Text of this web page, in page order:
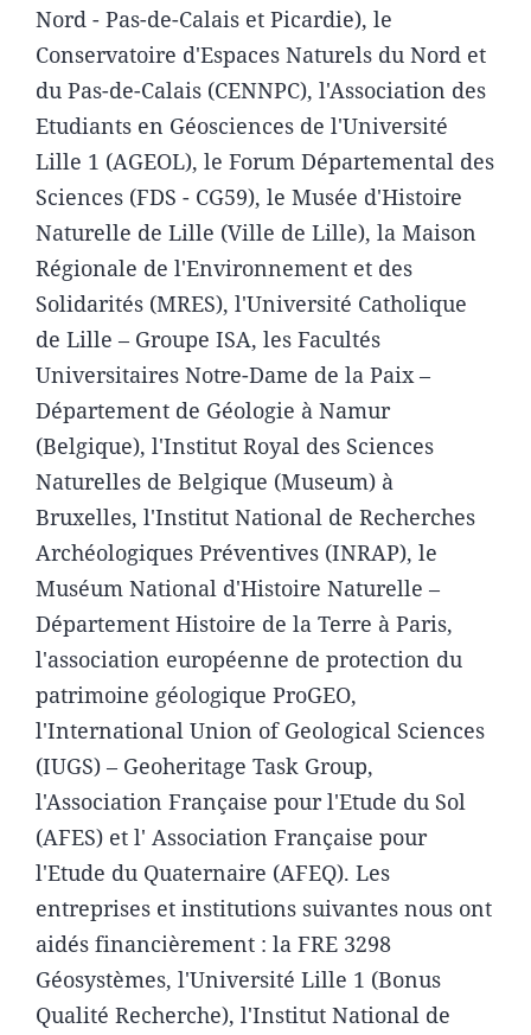
Nord - Pas-de-Calais et Picardie), le
Conservatoire d'Espaces Naturels du Nord et
du Pas-de-Calais (CENNPC), l'Association des
Etudiants en Géosciences de l'Université
Lille 1 (AGEOL), le Forum Départemental des
Sciences (FDS - CG59), le Musée d'Histoire
Naturelle de Lille (Ville de Lille), la Maison
Régionale de l'Environnement et des
Solidarités (MRES), l'Université Catholique
de Lille – Groupe ISA, les Facultés
Universitaires Notre-Dame de la Paix –
Département de Géologie à Namur
(Belgique), l'Institut Royal des Sciences
Naturelles de Belgique (Museum) à
Bruxelles, l'Institut National de Recherches
Archéologiques Préventives (INRAP), le
Muséum National d'Histoire Naturelle –
Département Histoire de la Terre à Paris,
l'association européenne de protection du
patrimoine géologique ProGEO,
l'International Union of Geological Sciences
(IUGS) – Geoheritage Task Group,
l'Association Française pour l'Etude du Sol
(AFES) et l' Association Française pour
l'Etude du Quaternaire (AFEQ). Les
entreprises et institutions suivantes nous ont
aidés financièrement : la FRE 3298
Géosystèmes, l'Université Lille 1 (Bonus
Qualité Recherche), l'Institut National de